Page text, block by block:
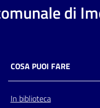
di
COSA PUOI FARE
In biblioteca